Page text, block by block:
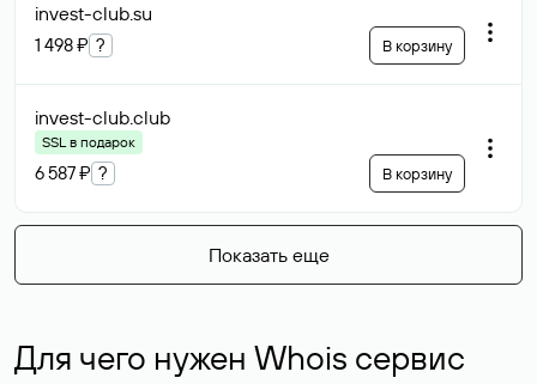
invest-club.su
1 498 ₽ ? В корзину
invest-club.club
SSL в подарок
6 587 ₽ ? В корзину
Показать еще
Для чего нужен Whois сервис